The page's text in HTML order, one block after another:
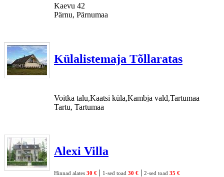
Kaevu 42
Pärnu, Pärnumaa
Külalistemaja Tõllaratas
Voitka talu,Kaatsi küla,Kambja vald,Tartumaa
Tartu, Tartumaa
Alexi Villa
Hinnad alates 30 € | 1-sed toad 30 € | 2-sed toad 35 €